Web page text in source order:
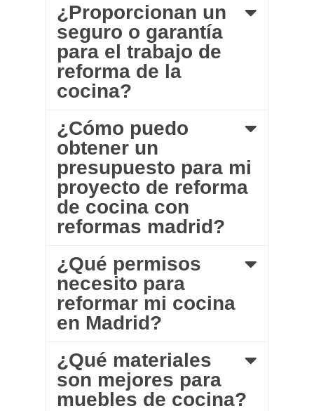
¿Proporcionan un
seguro o garantía
para el trabajo de
reforma de la
cocina?
¿Cómo puedo
obtener un
presupuesto para mi
proyecto de reforma
de cocina con
reformas madrid?
¿Qué permisos
necesito para
reformar mi cocina
en Madrid?
¿Qué materiales
son mejores para
muebles de cocina?